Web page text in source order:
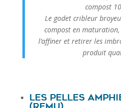
compost
Le godet cribleur
compost en
l’affiner et retirer les
produit
Les pelles